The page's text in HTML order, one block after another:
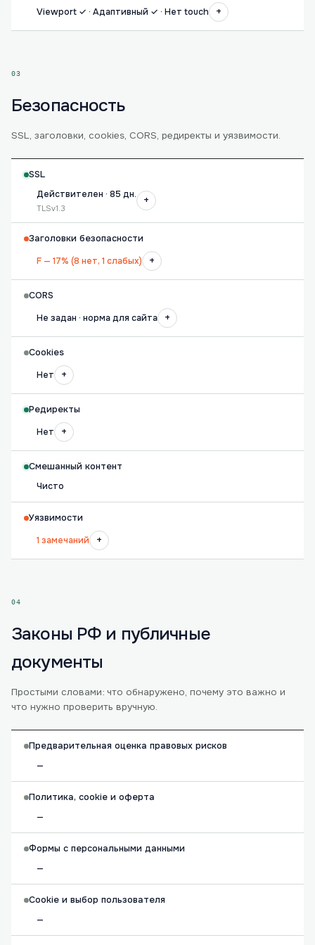
Viewport ✓ · Адаптивный ✓ · Нет touch +
03
Безопасность
SSL, заголовки, cookies, CORS, редиректы и уязвимости.
SSL
Действителен · 85 дн.
TLSv1.3
+
Заголовки безопасности
F — 17% (8 нет, 1 слабых)
+
CORS
Не задан · норма для сайта
+
Cookies
Нет
+
Редиректы
Нет
+
Смешанный контент
Чисто
Уязвимости
1 замечаний
+
04
Законы РФ и публичные
документы
Простыми словами: что обнаружено, почему это важно и
что нужно проверить вручную.
Предварительная оценка правовых рисков
—
Политика, cookie и оферта
—
Формы с персональными данными
—
Cookie и выбор пользователя
—